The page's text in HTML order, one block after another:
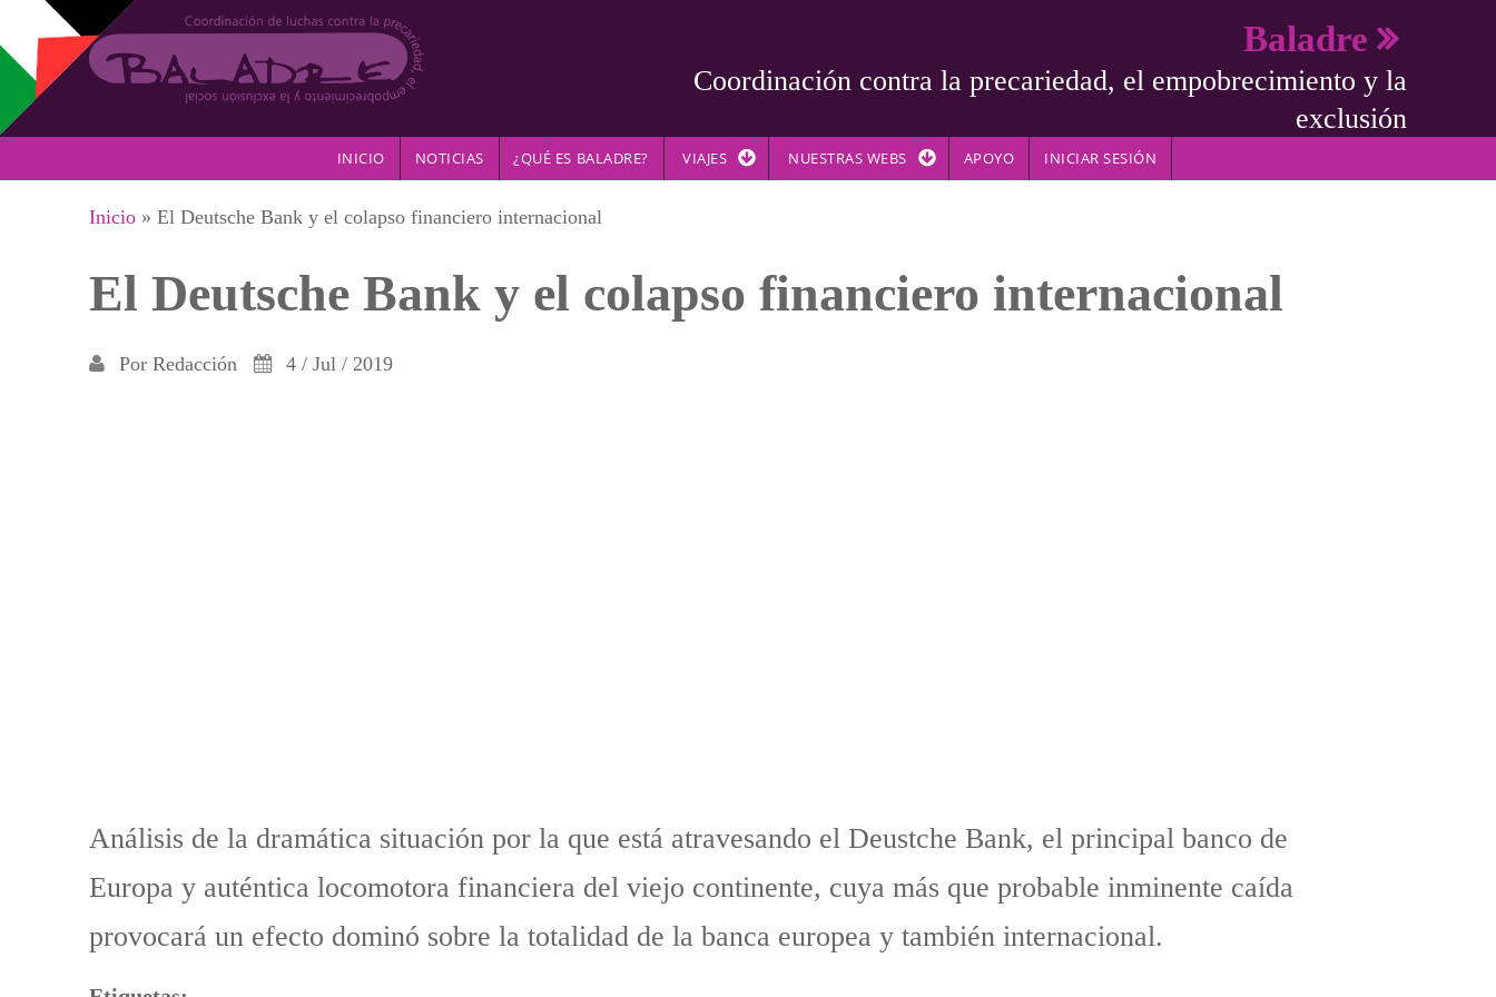
Pasar al contenido principal
Baladre
Coordinación contra la precariedad, el empobrecimiento y la
exclusión
INICIO NOTICIAS ¿QUÉ ES BALADRE? VIAJES NUESTRAS WEBS APOYO INICIAR SESIÓN
Se encuentra usted aquí
Inicio » El Deutsche Bank y el colapso financiero internacional
El Deutsche Bank y el colapso financiero internacional
Por Redacción 4 / Jul / 2019
Análisis de la dramática situación por la que está atravesando el Deustche Bank, el principal banco de
Europa y auténtica locomotora financiera del viejo continente, cuya más que probable inminente caída
provocará un efecto dominó sobre la totalidad de la banca europea y también internacional.